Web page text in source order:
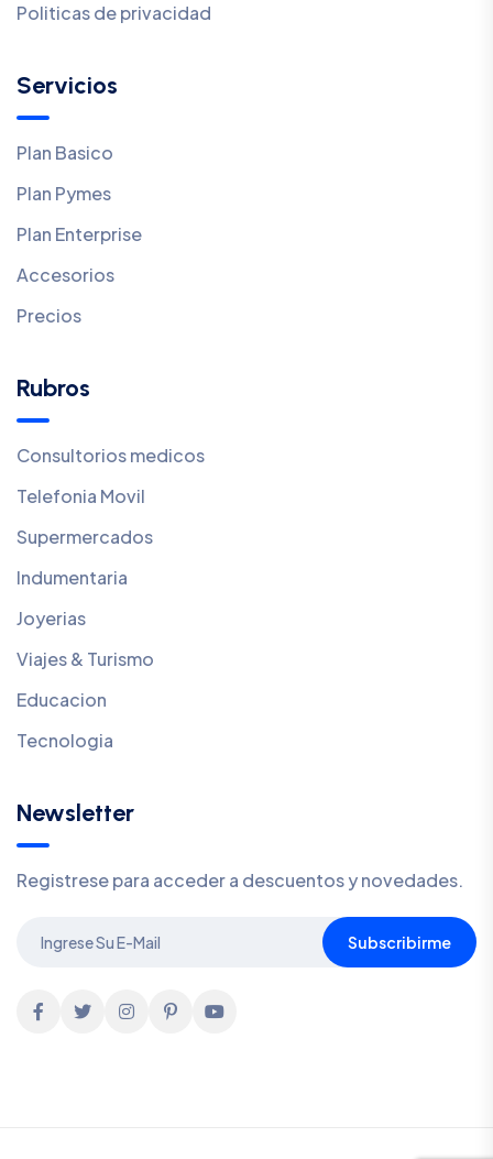
Politicas de privacidad
Servicios
Plan Basico
Plan Pymes
Plan Enterprise
Accesorios
Precios
Rubros
Consultorios medicos
Telefonia Movil
Supermercados
Indumentaria
Joyerias
Viajes & Turismo
Educacion
Tecnologia
Newsletter
Registrese para acceder a descuentos y novedades.
Subscribirme